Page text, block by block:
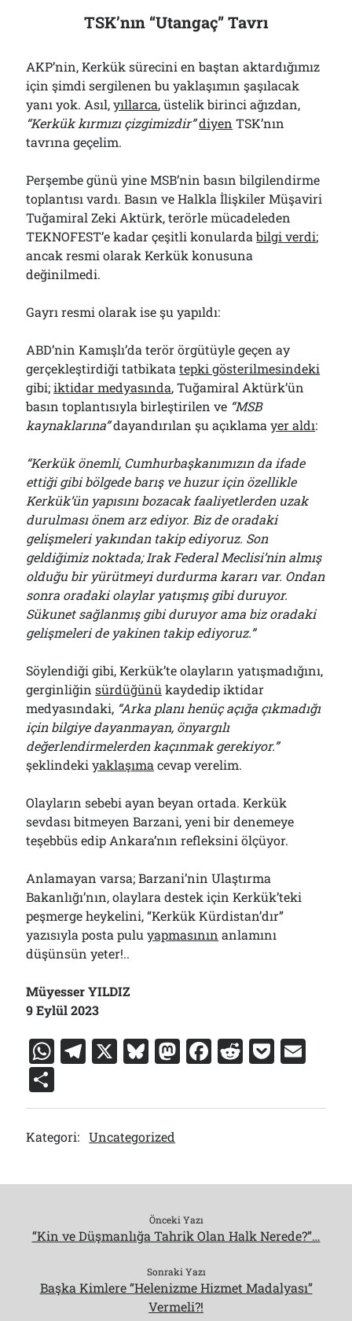
TSK’nın “Utangaç” Tavrı
AKP’nin, Kerkük sürecini en baştan aktardığımız
için şimdi sergilenen bu yaklaşımın şaşılacak
yanı yok. Asıl,yıllarca, üstelik birinci ağızdan,
“Kerkük kırmızı çizgimizdir”diyen TSK’nın
tavrına geçelim.
Perşembe günü yine MSB’nin basın bilgilendirme
toplantısı vardı. Basın ve Halkla İlişkiler Müşaviri
Tuğamiral Zeki Aktürk, terörle mücadeleden
TEKNOFEST’e kadar çeşitli konulardabilgi verdi;
ancak resmi olarak Kerkük konusuna
değinilmedi.
Gayrı resmi olarak ise şu yapıldı:
ABD’nin Kamışlı’da terör örgütüyle geçen ay
gerçekleştirdiği tatbikatatepki gösterilmesindeki
gibi;iktidar medyasında, Tuğamiral Aktürk’ün
basın toplantısıyla birleştirilen ve “MSB
kaynaklarına”dayandırılan şu açıklamayer aldı:
“Kerkük önemli, Cumhurbaşkanımızın da ifade
ettiği gibi bölgede barış ve huzur için özellikle
Kerkük’ün yapısını bozacak faaliyetlerden uzak
durulması önem arz ediyor. Biz de oradaki
gelişmeleri yakından takip ediyoruz. Son
geldiğimiz noktada; Irak Federal Meclisi’nin almış
olduğu bir yürütmeyi durdurma kararı var. Ondan
sonra oradaki olaylar yatışmış gibi duruyor.
Sükunet sağlanmış gibi duruyor ama biz oradaki
gelişmeleri de yakinen takip ediyoruz.”
Söylendiği gibi, Kerkük’te olayların yatışmadığını,
gerginliğinsürdüğünü kaydedip iktidar
medyasındaki, “Arka planı henüç açığa çıkmadığı
için bilgiye dayanmayan, önyargılı
değerlendirmelerden kaçınmak gerekiyor.”
şeklindekiyaklaşıma cevap verelim.
Olayların sebebi ayan beyan ortada. Kerkük
sevdası bitmeyen Barzani, yeni bir denemeye
teşebbüs edip Ankara’nın refleksini ölçüyor.
Anlamayan varsa; Barzani’nin Ulaştırma
Bakanlığı’nın, olaylara destek için Kerkük’teki
peşmerge heykelini, “Kerkük Kürdistan’dır”
yazısıyla posta puluyapmasının anlamını
düşünsün yeter!..
Müyesser YILDIZ
9 Eylül 2023
W
at
s
A
p
T
e
gr
a
m
X Bl
e
s
k
y
M
st
o
F
c
o
k
R
d
P
c ai
h
ar
e
Kategori: Uncategorized
Önceki Yazı
“Kin ve Düşmanlığa Tahrik Olan Halk Nerede?”…
Sonraki Yazı
Başka Kimlere “Helenizme Hizmet Madalyası”
Vermeli?!